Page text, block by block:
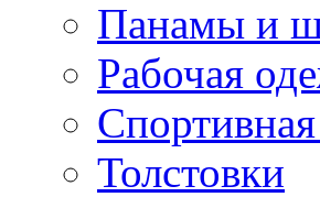
Панамы и
Рабочая
Толстовки